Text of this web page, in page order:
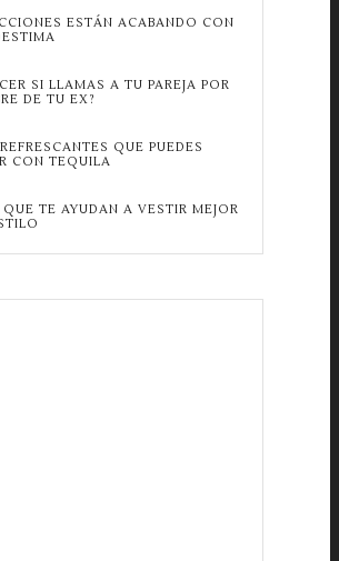
ESTÁN ACABANDO CON
SI LLAMAS A TU PAREJA POR
DE TU EX?
QUE PUEDES
CON TEQUILA
TE AYUDAN A VESTIR MEJOR